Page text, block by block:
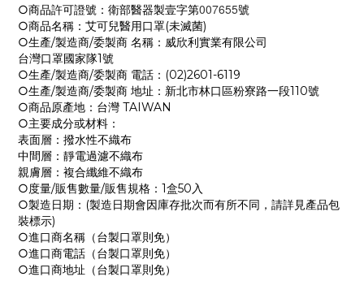
○商品許可證號：衛部醫器製壹字第007655號
○商品名稱：艾可兒醫用口罩(未滅菌)
○生產/製造商/委製商 名稱：威欣利實業有限公司
台灣口罩國家隊1號
○生產/製造商/委製商 電話：(02)2601-6119
○生產/製造商/委製商 地址：新北市林口區粉寮路一段110號
○商品原產地：台灣 TAIWAN
○主要成分或材料：
表面層：撥水性不織布
中間層：靜電過濾不織布
親膚層：複合纖維不織布
○度量/販售數量/販售規格：1盒50入
○製造日期：(製造日期會因庫存批次而有所不同，請詳見產品包
裝標示)
○進口商名稱（台製口罩則免）
○進口商電話（台製口罩則免）
○進口商地址（台製口罩則免）